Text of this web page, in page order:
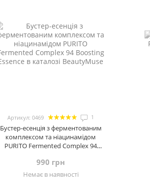
Артикул: 0469 1
Бустер-есенцiя з ферментованим
комплексом та нiацинамiдом
PURITO Fermented Complex 94
990 грн
Немає в наявності